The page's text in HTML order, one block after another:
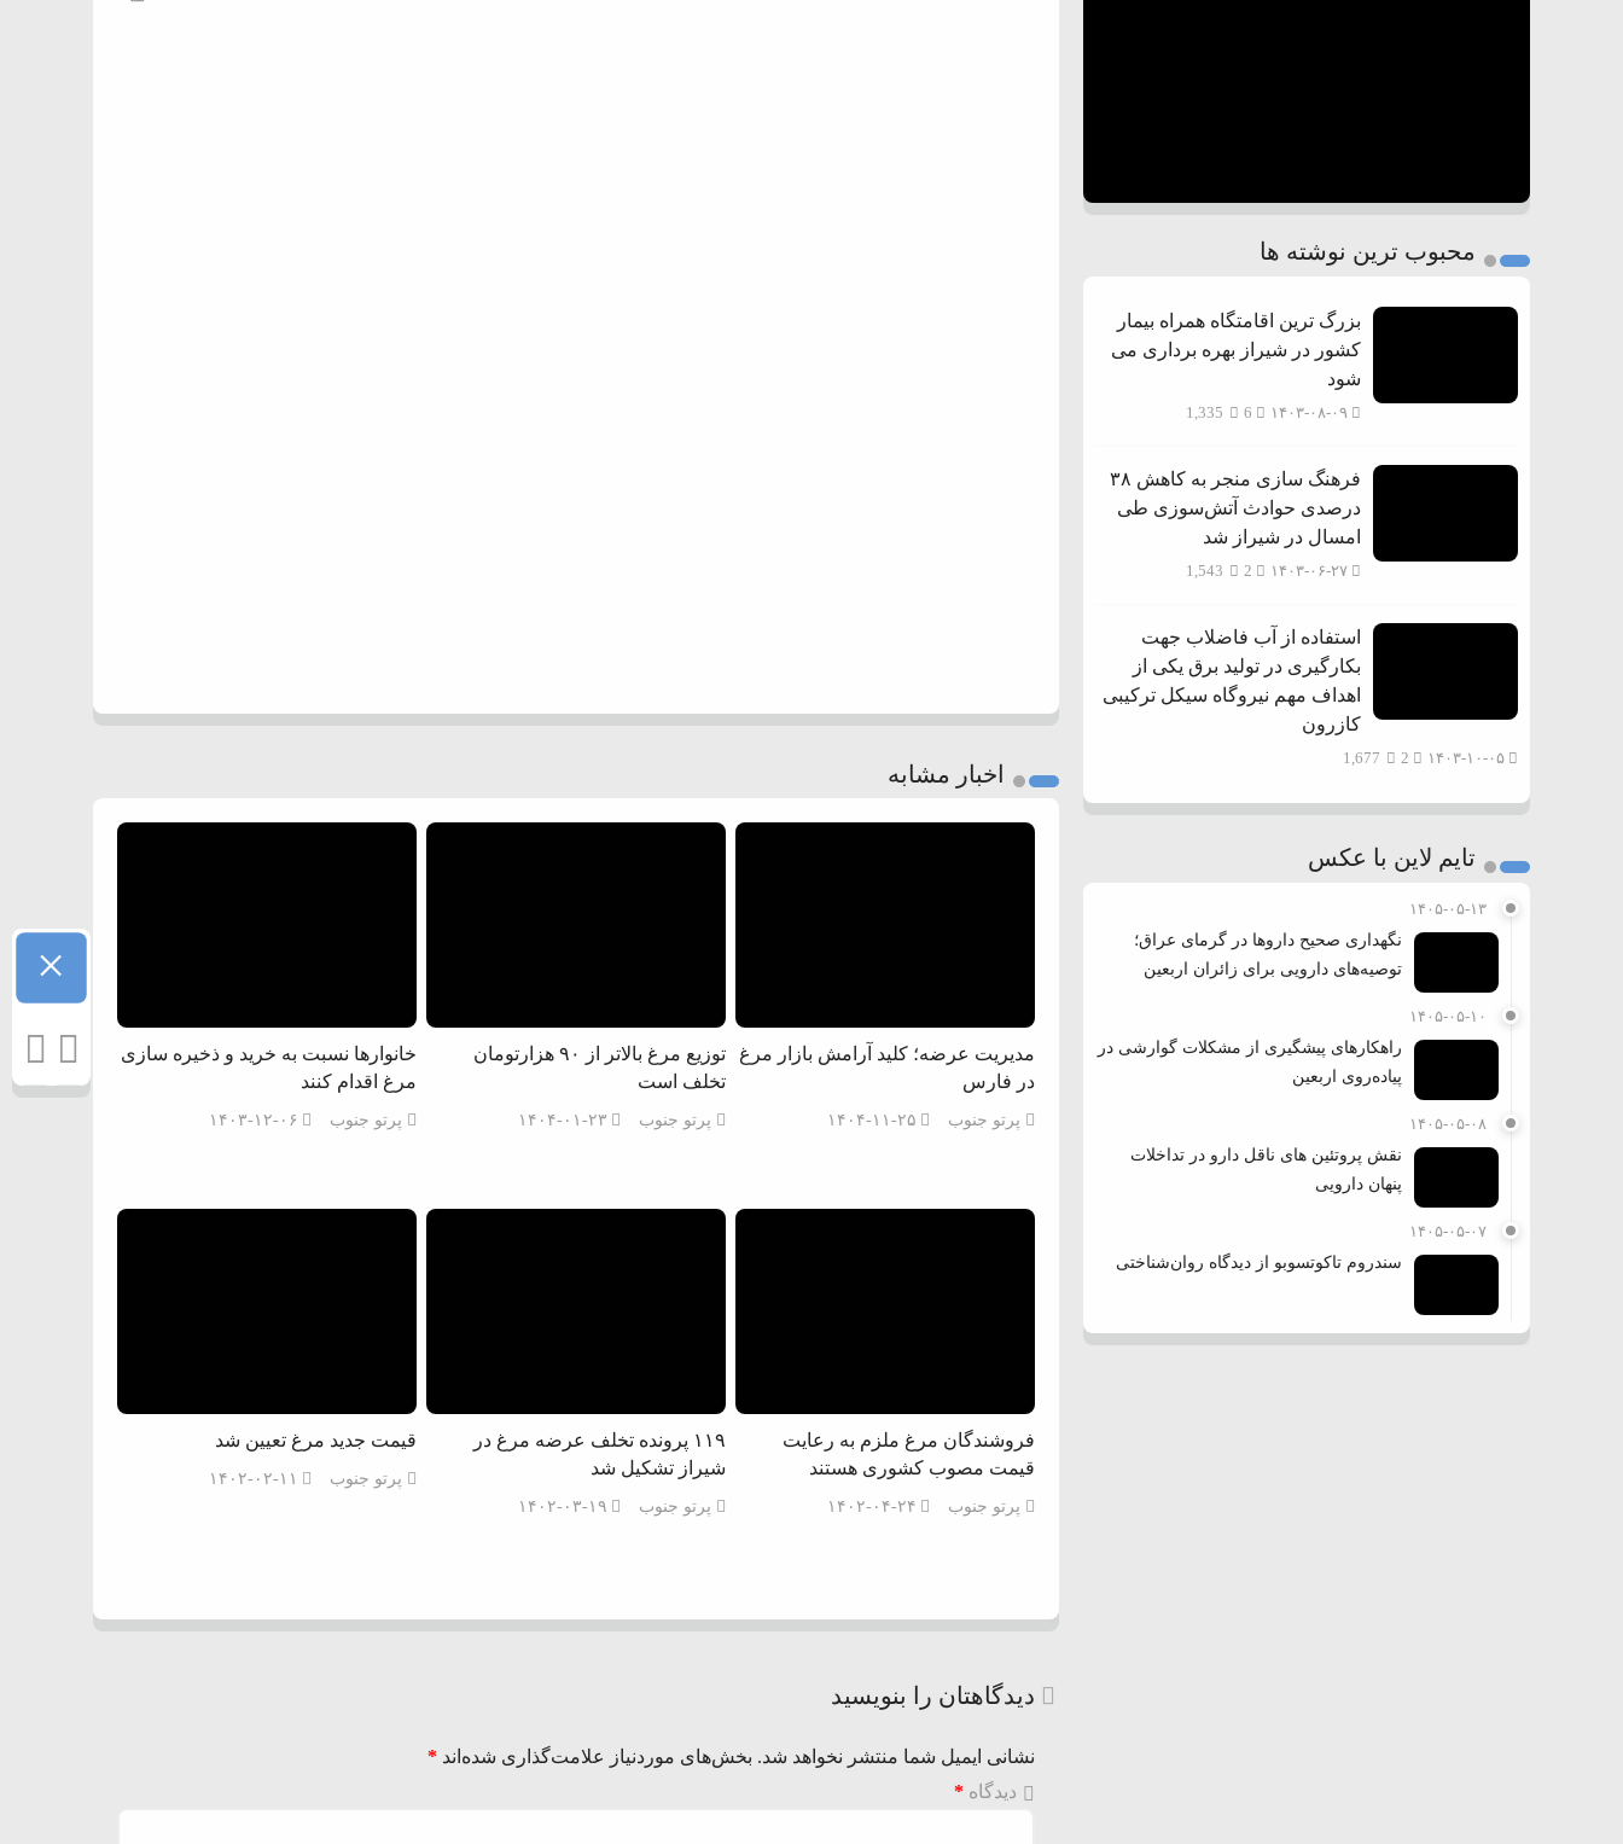
اخبار مشابه
مدیریت عرضه؛ کلید آرامش بازار مرغ
در فارس
پرتو جنوب ۱۴۰۴-۱۱-۲۵
توزیع مرغ بالاتر از ۹۰ هزارتومان
تخلف است
پرتو جنوب ۱۴۰۴-۰۱-۲۳
خانوار‌ها نسبت به خرید و ذخیره سازی
مرغ اقدام کنند
پرتو جنوب ۱۴۰۳-۱۲-۰۶
فروشندگان مرغ ملزم به رعایت
قیمت مصوب کشوری هستند
پرتو جنوب ۱۴۰۲-۰۴-۲۴
۱۱۹ پرونده تخلف عرضه مرغ در
شیراز تشکیل شد
پرتو جنوب ۱۴۰۲-۰۳-۱۹
قیمت جدید مرغ تعیین شد
پرتو جنوب ۱۴۰۲-۰۲-۱۱
دیدگاهتان را بنویسید
نشانی ایمیل شما منتشر نخواهد شد. بخش‌های موردنیاز علامت‌گذاری شده‌اند *
دیدگاه *
محبوب ترین نوشته ها
بزرگ ترین اقامتگاه همراه بیمار
کشور در شیراز بهره برداری می
شود
۱۴۰۳-۰۸-۰۹ 1,335
فرهنگ سازی منجر به کاهش ۳۸
درصدی حوادث آتش‌سوزی طی
امسال در شیراز شد
۱۴۰۳-۰۶-۲۷ 1,543
استفاده از آب فاضلاب جهت
بکارگیری در تولید برق یکی از
اهداف مهم نیروگاه سیکل ترکیبی
کازرون
۱۴۰۳-۱۰-۰۵ 1,677
تایم لاین با عکس
۱۴۰۵-۰۵-۱۳
نگهداری صحیح داروها در گرمای عراق؛
توصیه‌های دارویی برای زائران اربعین
۱۴۰۵-۰۵-۱۰
راهکارهای پیشگیری از مشکلات گوارشی در
پیاده‌روی اربعین
۱۴۰۵-۰۵-۰۸
نقش پروتئین های ناقل دارو در تداخلات
پنهان دارویی
۱۴۰۵-۰۵-۰۷
سندروم تاکوتسوبو از دیدگاه روان‌شناختی
×